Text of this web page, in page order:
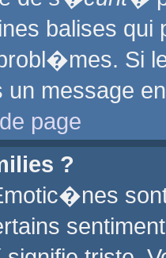
balises
Si
message
page
?